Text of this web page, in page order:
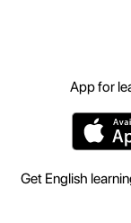
App for
Get English